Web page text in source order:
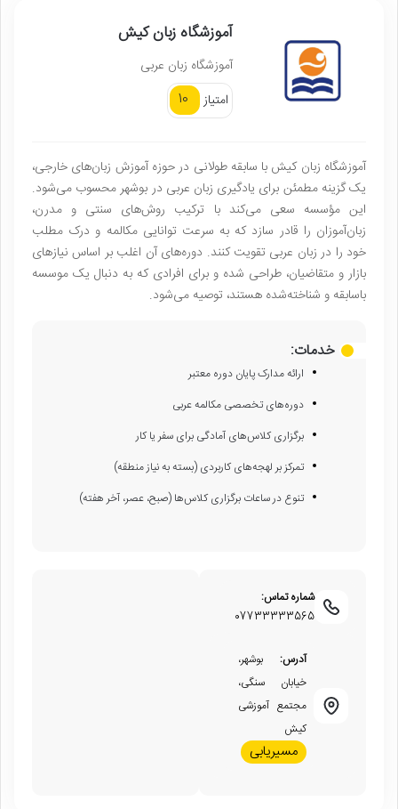
آموزشگاه زبان کیش
آموزشگاه زبان عربی
امتیاز
10
آموزشگاه زبان کیش با سابقه طولانی در حوزه آموزش زبان‌های خارجی،
یک گزینه مطمئن برای یادگیری زبان عربی در بوشهر محسوب می‌شود.
این مؤسسه سعی می‌کند با ترکیب روش‌های سنتی و مدرن،
زبان‌آموزان را قادر سازد که به سرعت توانایی مکالمه و درک مطلب
خود را در زبان عربی تقویت کنند. دوره‌های آن اغلب بر اساس نیازهای
بازار و متقاضیان، طراحی شده و برای افرادی که به دنبال یک موسسه
باسابقه و شناخته‌شده هستند، توصیه می‌شود.
خدمات:
ارائه مدارک پایان دوره معتبر
دوره‌های تخصصی مکالمه عربی
برگزاری کلاس‌های آمادگی برای سفر یا کار
تمرکز بر لهجه‌های کاربردی (بسته به نیاز منطقه)
تنوع در ساعات برگزاری کلاس‌ها (صبح، عصر، آخر هفته)
شماره تماس:
07733333565
آدرس: بوشهر،
خیابان سنگی،
مجتمع آموزشی
کیش
مسیریابی